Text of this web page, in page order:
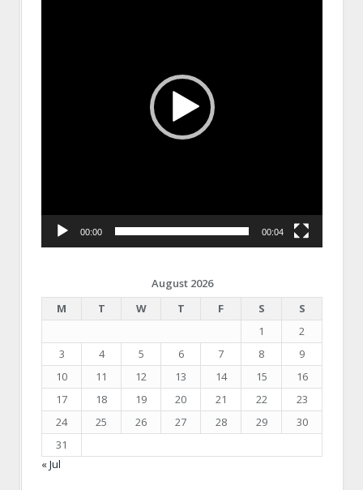
00:00 00:04
August 2026
M
T W T F S
S
1
2
3
4 5 6 7 8
9
10
11 12 13 14 15
16
17
18 19 20 21 22
23
24
25 26 27 28 29
30
31
« Jul